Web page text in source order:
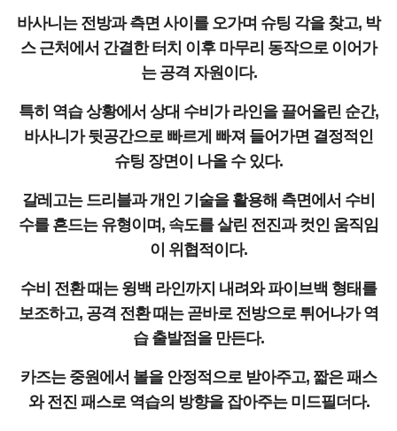
바사니는 전방과 측면 사이를 오가며 슈팅 각을 찾고, 박
스 근처에서 간결한 터치 이후 마무리 동작으로 이어가
는 공격 자원이다.
특히 역습 상황에서 상대 수비가 라인을 끌어올린 순간,
바사니가 뒷공간으로 빠르게 빠져 들어가면 결정적인
슈팅 장면이 나올 수 있다.
갈레고는 드리블과 개인 기술을 활용해 측면에서 수비
수를 흔드는 유형이며, 속도를 살린 전진과 컷인 움직임
이 위협적이다.
수비 전환 때는 윙백 라인까지 내려와 파이브백 형태를
보조하고, 공격 전환 때는 곧바로 전방으로 튀어나가 역
습 출발점을 만든다.
카즈는 중원에서 볼을 안정적으로 받아주고, 짧은 패스
와 전진 패스로 역습의 방향을 잡아주는 미드필더다.